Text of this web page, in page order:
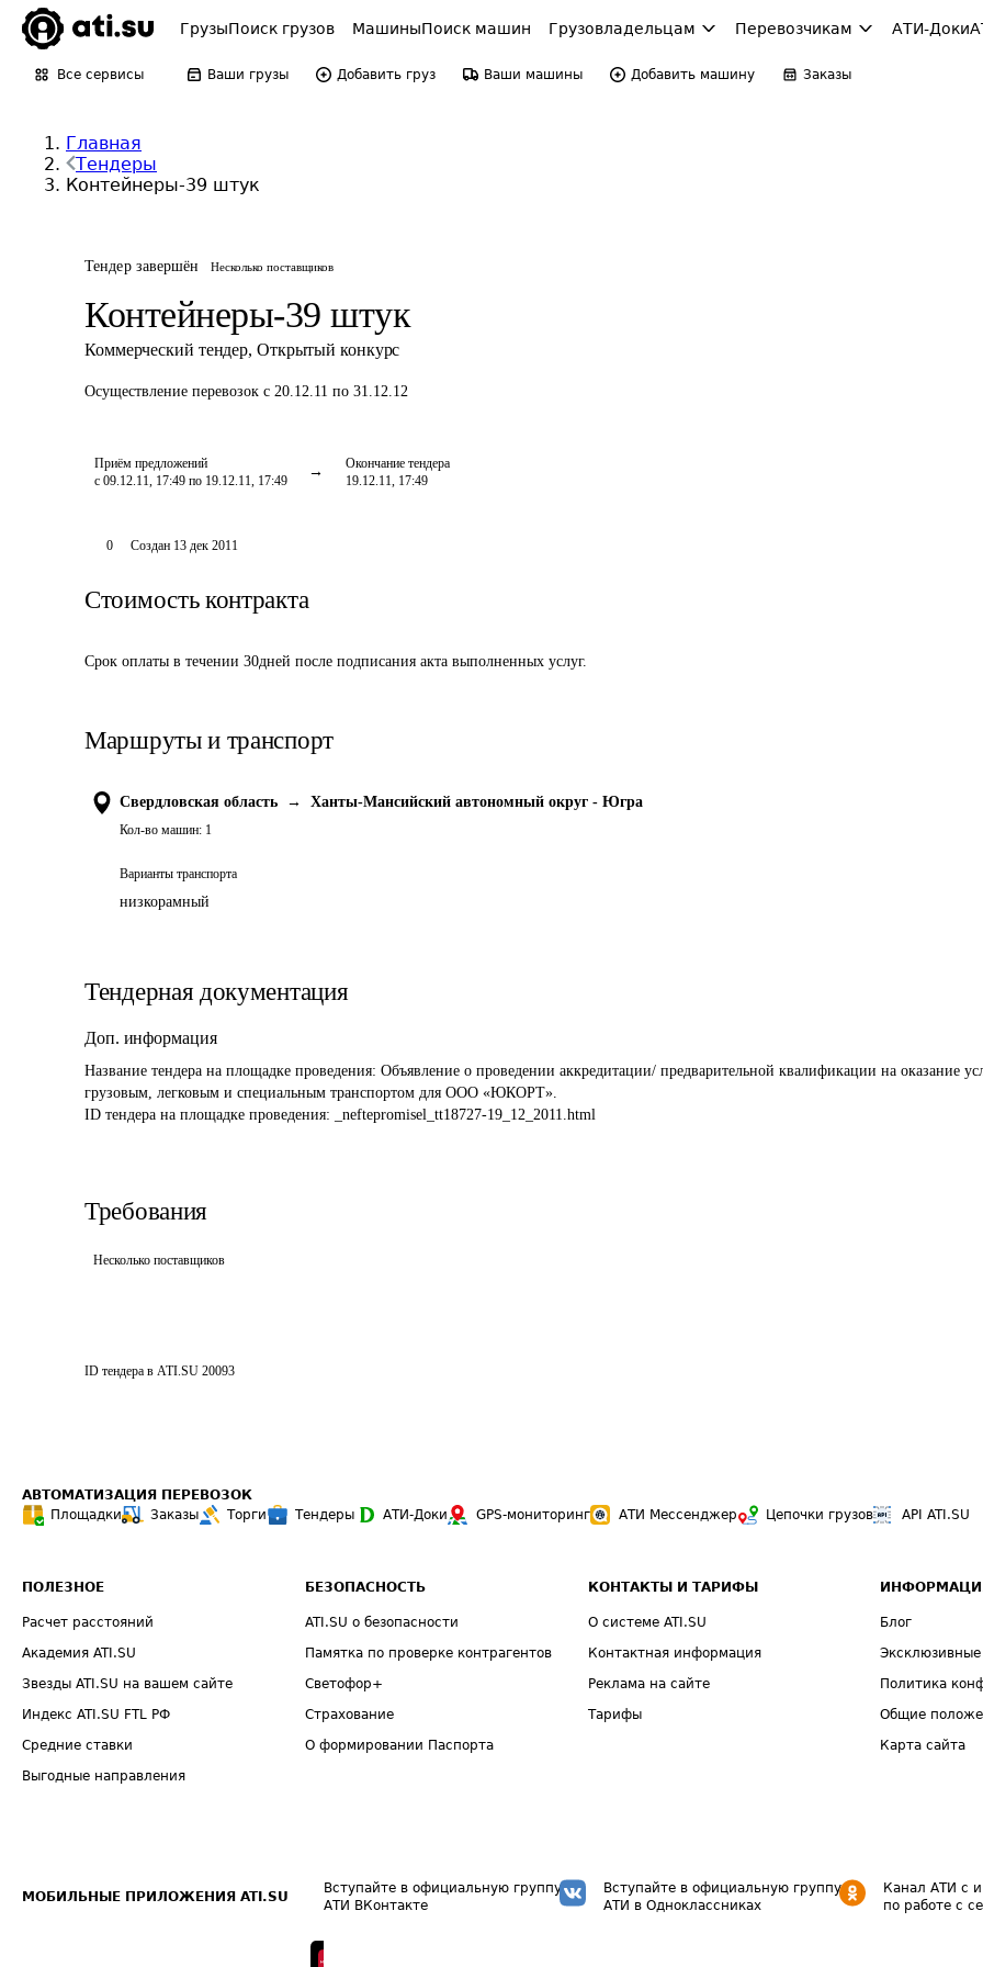
ГрузыПоиск грузов МашиныПоиск машин Грузовладельцам Перевозчикам АТИ-Доки
Все сервисы Ваши грузы Добавить груз Ваши машины Добавить машину Заказы
Главная
Тендеры
Контейнеры-39 штук
Тендер завершён Несколько поставщиков
Контейнеры-39 штук
Коммерческий тендер, Открытый конкурс
Осуществление перевозок с 20.12.11 по 31.12.12
Приём предложений
с 09.12.11, 17:49 по 19.12.11, 17:49
Окончание тендера
19.12.11, 17:49
0 Создан 13 дек 2011
Стоимость контракта
Срок оплаты в течении 30дней после подписания акта выполненных услуг.
Маршруты и транспорт
Свердловская область → Ханты-Мансийский автономный округ - Югра
Кол-во машин: 1
Варианты транспорта
низкорамный
Тендерная документация
Доп. информация
Название тендера на площадке проведения: Объявление о проведении аккредитации/ предварительной квалификации на оказание
грузовым, легковым и специальным транспортом для ООО «ЮКОРТ».
ID тендера на площадке проведения:
_neftepromisel_tt18727-19_12_2011.html
Требования
Несколько поставщиков
ID тендера в ATI.SU 20093
АВТОМАТИЗАЦИЯ ПЕРЕВОЗОК
Площадки
Заказы Торги Тендеры АТИ-Доки GPS-мониторинг АТИ Мессенджер Цепочки грузов API ATI.SU
ПОЛЕЗНОЕ
Расчет расстояний
Академия ATI.SU
Звезды ATI.SU на вашем сайте
Индекс ATI.SU FTL РФ
Средние ставки
Выгодные направления
БЕЗОПАСНОСТЬ
ATI.SU о безопасности
Памятка по проверке контрагентов
Светофор+
Страхование
О формировании Паспорта
КОНТАКТЫ И ТАРИФЫ
О системе ATI.SU
Контактная информация
Реклама на сайте
Тарифы
Блог
Политика
Общие
Карта сайта
МОБИЛЬНЫЕ ПРИЛОЖЕНИЯ ATI.SU
Вступайте в официальную группу
АТИ ВКонтакте
Вступайте в официальную группу
АТИ в Одноклассниках
Канал АТИ с
по работе с